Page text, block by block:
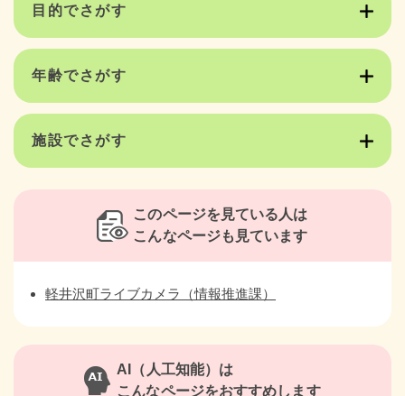
目的でさがす
年齢でさがす
施設でさがす
このページを見ている人は
こんなページも見ています
軽井沢町ライブカメラ（情報推進課）
AI（人工知能）は
こんなページをおすすめします